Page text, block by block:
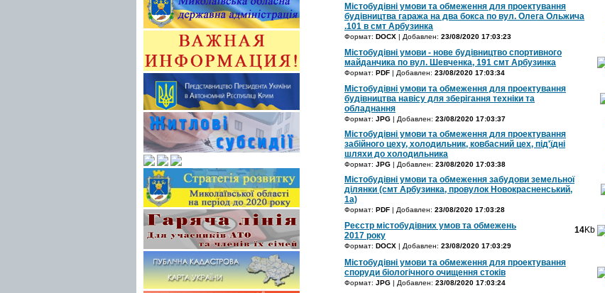
Містобудівні умови та обмеження для проектування
будівництва гаража на два бокса по вул. Олега Ольжича
.101 в смт Арбузинка
Формат: DOCX | Добавлен: 23/08/2020 17:03:23
Містобудівні умови - нове будівництво спортивного
майданчика по вул. Шевченка, 191 смт Арбузинка
Формат: PDF | Добавлен: 23/08/2020 17:03:34
Містобудівні умови та обмеження для проектування
будівництва навісу для зберігання техніки та
обладнання
Формат: JPG | Добавлен: 23/08/2020 17:03:37
Містобудівні умови та обмеження для проектування
забійного цеху, холодильник, ковбасний цех, під'їдні
шляхи до холодильника
Формат: JPG | Добавлен: 23/08/2020 17:03:38
Містобудівні умови та обмеження забудови земельної
ділянки (смт Арбузинка, провулок Новокрасненський,
1а)
Формат: PDF | Добавлен: 23/08/2020 17:03:28
Реєстр містобудівних умов та обмежень
2017 року
Формат: DOCX | Добавлен: 23/08/2020 17:03:29
14Kb
Містобудівні умови та обмеження для проектування
споруди біологічного очищення стоків
Формат: JPG | Добавлен: 23/08/2020 17:03:24